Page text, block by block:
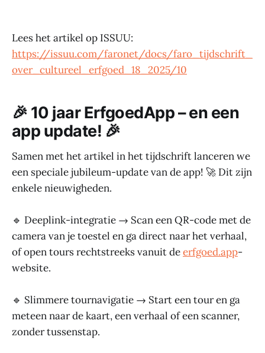
Lees het artikel op ISSUU:
https://issuu.com/faronet/docs/faro_tijdschrift_
over_cultureel_erfgoed_18_2025/10
🎉 10 jaar ErfgoedApp – en een
app update! 🎉
Samen met het artikel in het tijdschrift lanceren we
een speciale jubileum-update van de app! 🚀 Dit zijn
enkele nieuwigheden.
🔹 Deeplink-integratie → Scan een QR-code met de
camera van je toestel en ga direct naar het verhaal,
of open tours rechtstreeks vanuit deerfgoed.app-
website.
🔹 Slimmere tournavigatie → Start een tour en ga
meteen naar de kaart, een verhaal of een scanner,
zonder tussenstap.